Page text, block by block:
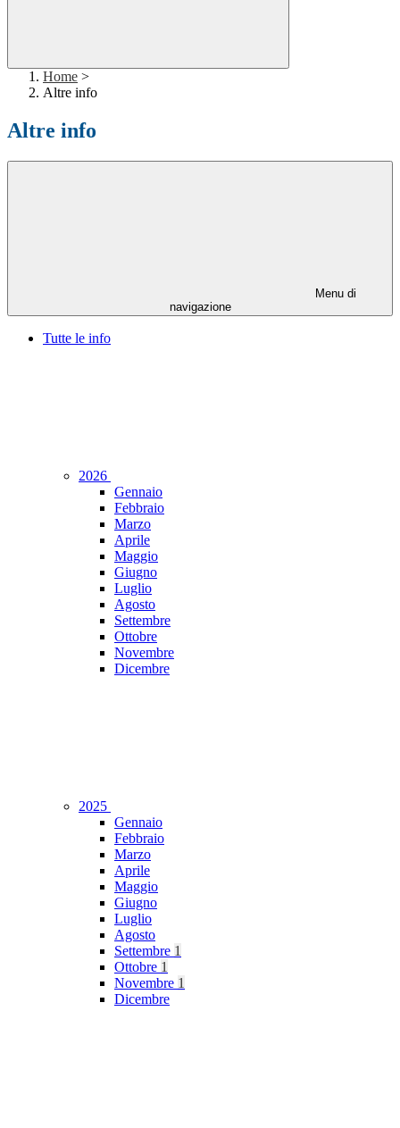
Home >
Altre info
Altre info
Menu di
navigazione
Tutte le info
2026
Gennaio
Febbraio
Marzo
Aprile
Maggio
Giugno
Luglio
Agosto
Settembre
Ottobre
Novembre
Dicembre
2025
Gennaio
Febbraio
Marzo
Aprile
Maggio
Giugno
Luglio
Agosto
Settembre 1
Ottobre 1
Novembre 1
Dicembre